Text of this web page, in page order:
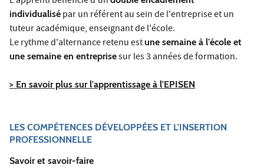
individualisé par un référent au sein de l'entreprise et un
tuteur académique, enseignant de l'école.
Le rythme d'alternance retenu estune semaine à l'école et
une semaine en entreprisesur les 3 années de formation.
> En savoir plus sur l'apprentissage à l'EPISEN
LES COMPÉTENCES DÉVELOPPÉES ET L'INSERTION
PROFESSIONNELLE
Savoir et savoir-faire